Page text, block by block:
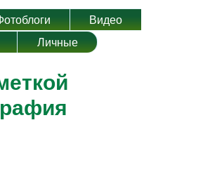
Видео
Личные